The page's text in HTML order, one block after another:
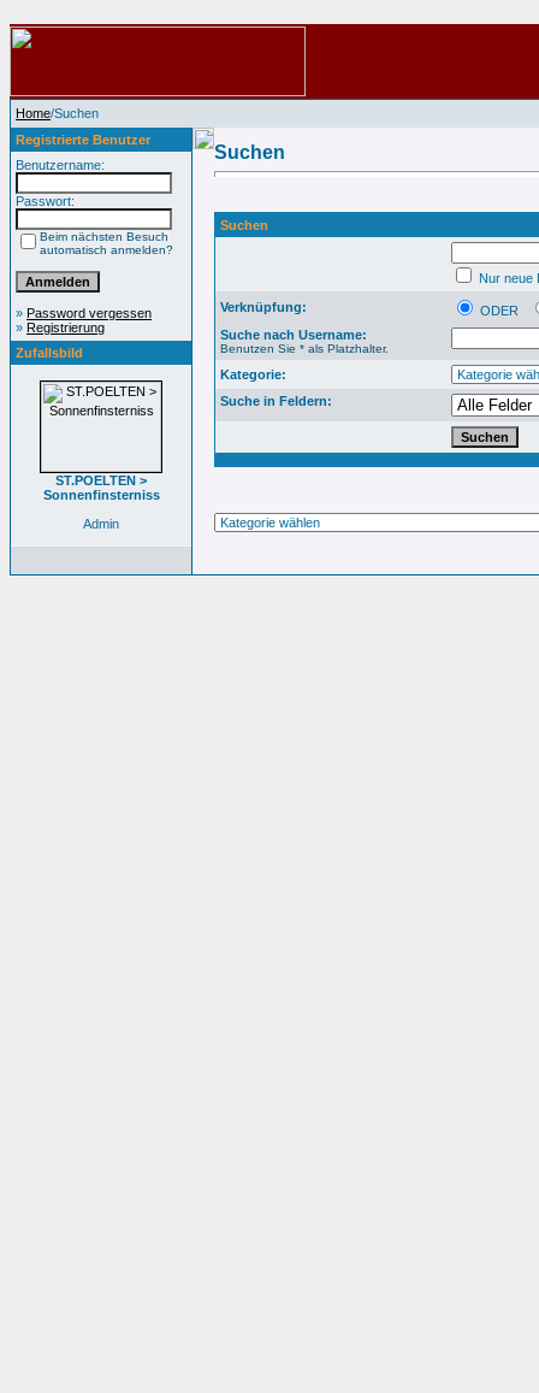
Home/Suchen
Registrierte Benutzer
Benutzername:
Passwort:
Beim nächsten Besuch
automatisch anmelden?
» Password vergessen
» Registrierung
Zufallsbild
ST.POELTEN >
Sonnenfinsterniss
Admin
Suchen
Suchen
Nur neue
Verknüpfung:
ODER
Suche nach Username:
Benutzen Sie * als Platzhalter.
Kategorie:
Suche in Feldern: